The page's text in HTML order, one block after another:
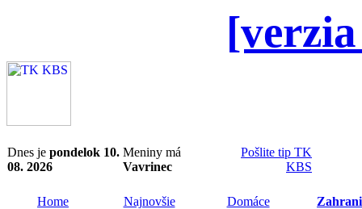
Dnes je pondelok 10.
08. 2026
Meniny má
Vavrinec
Pošlite tip TK
KBS
Home Najnovšie Domáce